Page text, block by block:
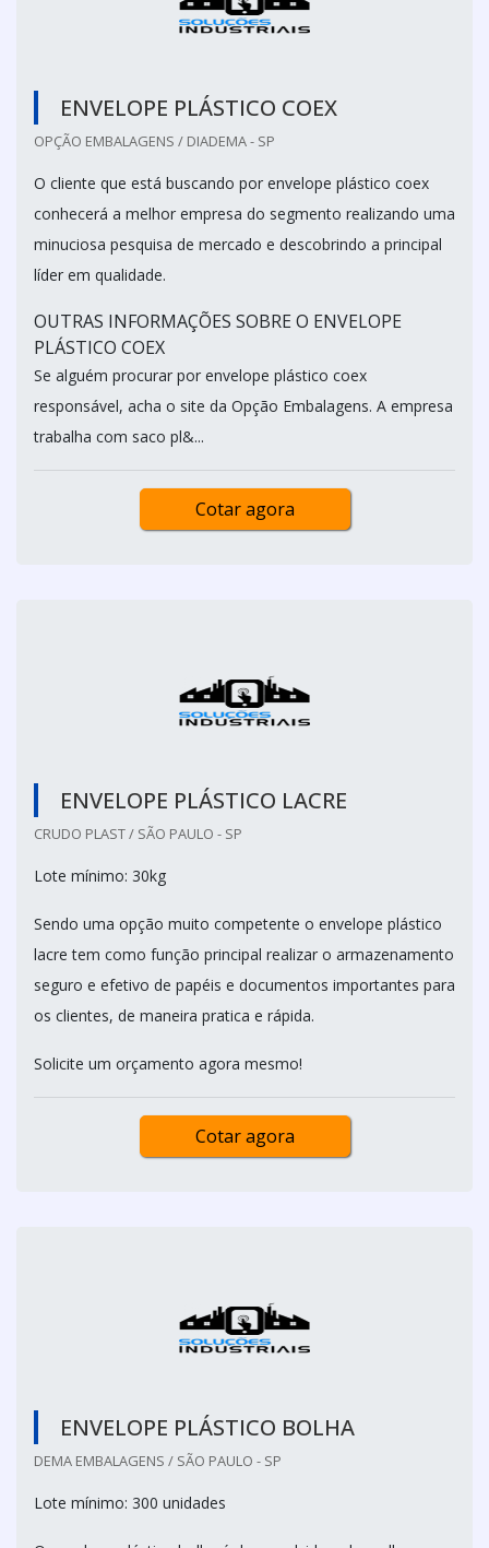
ENVELOPE PLÁSTICO COEX
OPÇÃO EMBALAGENS / DIADEMA - SP
O cliente que está buscando por envelope plástico coex
conhecerá a melhor empresa do segmento realizando uma
minuciosa pesquisa de mercado e descobrindo a principal
líder em qualidade.
OUTRAS INFORMAÇÕES SOBRE O ENVELOPE
PLÁSTICO COEX
Se alguém procurar por envelope plástico coex
responsável, acha o site da Opção Embalagens. A empresa
trabalha com saco pl&...
Cotar agora
ENVELOPE PLÁSTICO LACRE
CRUDO PLAST / SÃO PAULO - SP
Lote mínimo: 30kg
Sendo uma opção muito competente o envelope plástico
lacre tem como função principal realizar o armazenamento
seguro e efetivo de papéis e documentos importantes para
os clientes, de maneira pratica e rápida.
Solicite um orçamento agora mesmo!
Cotar agora
ENVELOPE PLÁSTICO BOLHA
DEMA EMBALAGENS / SÃO PAULO - SP
Lote mínimo: 300 unidades